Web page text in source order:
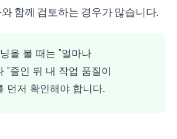
함께 검토하는 경우가 많습니다.
을 볼 때는 "얼마나
"줄인 뒤 내 작업 품질이
먼저 확인해야 합니다.